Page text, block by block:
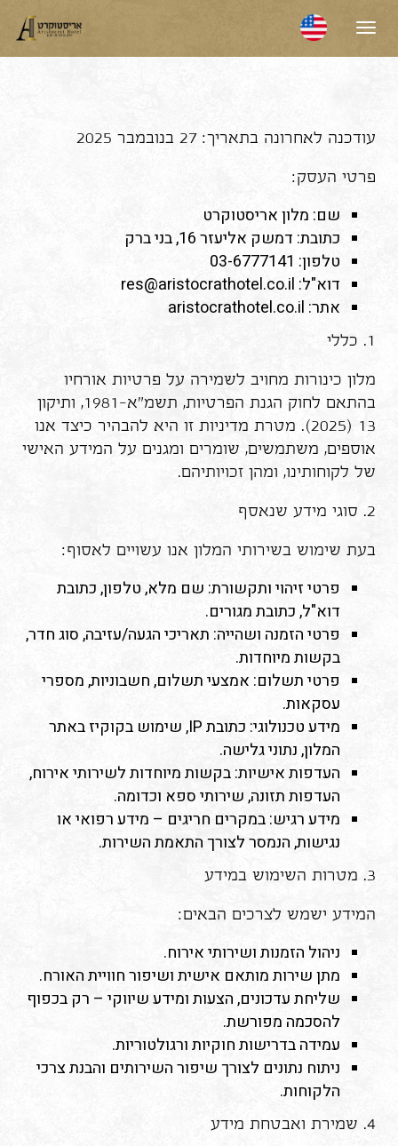
תפריט
עודכנה לאחרונה בתאריך: 27 בנובמבר 2025
פרטי העסק:
שם: מלון אריסטוקרט
כתובת: דמשק אליעזר 16, בני ברק
טלפון: 03-6777141
דוא"ל: res@aristocrathotel.co.il
אתר: aristocrathotel.co.il
1. כללי
מלון כינורות מחויב לשמירה על פרטיות אורחיו
בהתאם לחוק הגנת הפרטיות, תשמ"א–1981, ותיקון
13 (2025). מטרת מדיניות זו היא להבהיר כיצד אנו
אוספים, משתמשים, שומרים ומגנים על המידע האישי
של לקוחותינו, ומהן זכויותיהם.
2. סוגי מידע שנאסף
בעת שימוש בשירותי המלון אנו עשויים לאסוף:
פרטי זיהוי ותקשורת: שם מלא, טלפון, כתובת
דוא"ל, כתובת מגורים.
פרטי הזמנה ושהייה: תאריכי הגעה/עזיבה, סוג חדר,
בקשות מיוחדות.
פרטי תשלום: אמצעי תשלום, חשבוניות, מספרי
עסקאות.
מידע טכנולוגי: כתובת IP, שימוש בקוקיז באתר
המלון, נתוני גלישה.
העדפות אישיות: בקשות מיוחדות לשירותי אירוח,
העדפות תזונה, שירותי ספא וכדומה.
מידע רגיש: במקרים חריגים – מידע רפואי או
נגישות, הנמסר לצורך התאמת השירות.
3. מטרות השימוש במידע
המידע ישמש לצרכים הבאים:
ניהול הזמנות ושירותי אירוח.
מתן שירות מותאם אישית ושיפור חוויית האורח.
שליחת עדכונים, הצעות ומידע שיווקי – רק בכפוף
להסכמה מפורשת.
עמידה בדרישות חוקיות ורגולטוריות.
ניתוח נתונים לצורך שיפור השירותים והבנת צרכי
הלקוחות.
4. שמירת ואבטחת מידע